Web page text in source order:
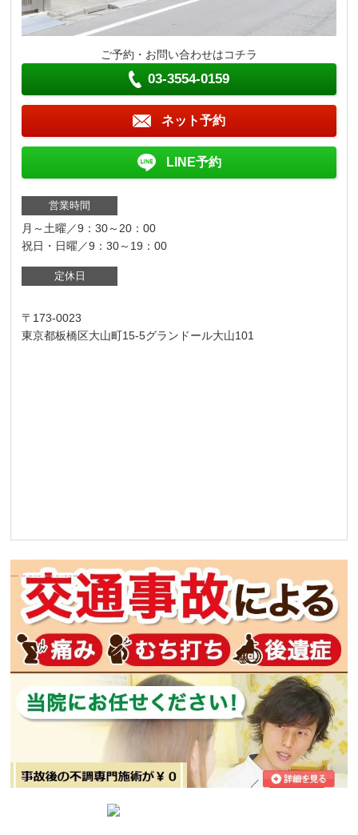
ご予約・お問い合わせはコチラ
03-3554-0159
ネット予約
LINE予約
営業時間
月～土曜／9：30～20：00
祝日・日曜／9：30～19：00
定休日
〒173-0023
東京都板橋区大山町15-5グランドール大山101